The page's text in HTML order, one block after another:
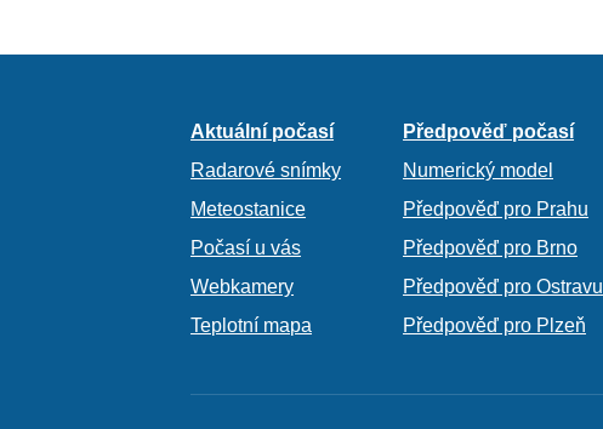
Aktuální počasí
Radarové snímky
Meteostanice
Počasí u vás
Webkamery
Teplotní mapa
Předpověď počasí
Numerický model
Předpověď pro Prahu
Předpověď pro Brno
Předpověď pro Ostravu
Předpověď pro Plzeň